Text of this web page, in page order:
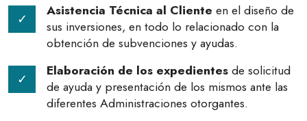
Asistencia Técnica al Cliente en el diseño de
sus inversiones, en todo lo relacionado con la
obtención de subvenciones y ayudas.
Elaboración de los expedientesde solicitud
de ayuda y presentación de los mismos ante las
diferentes Administraciones otorgantes.